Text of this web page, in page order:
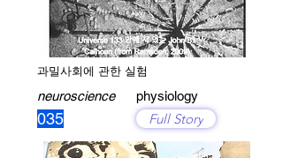
과밀사회에 관한 실험
neuroscience
035
physiology
Full Story